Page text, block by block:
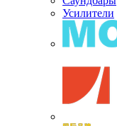
Усилители